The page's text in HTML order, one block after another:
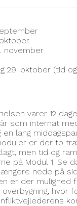
november
29. oktober (tid
varer 12
som internat
lang
er der to
men tid og
på Modul 1. Se
nede på
er der
overbygning, hvor